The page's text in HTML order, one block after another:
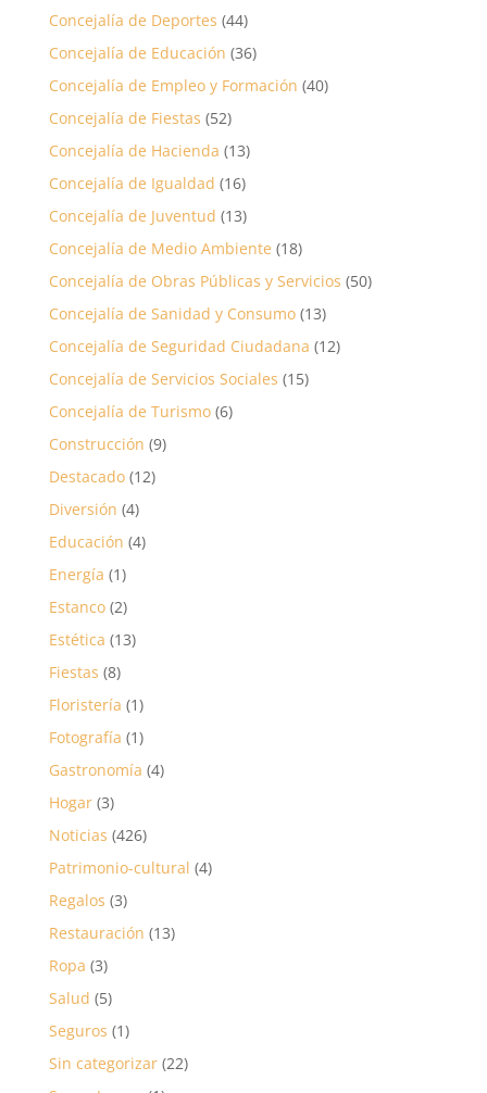
Concejalía de Deportes (44)
Concejalía de Educación (36)
Concejalía de Empleo y Formación (40)
Concejalía de Fiestas (52)
Concejalía de Hacienda (13)
Concejalía de Igualdad (16)
Concejalía de Juventud (13)
Concejalía de Medio Ambiente (18)
Concejalía de Obras Públicas y Servicios (50)
Concejalía de Sanidad y Consumo(13)
Concejalía de Seguridad Ciudadana (12)
Concejalía de Servicios Sociales (15)
Concejalía de Turismo(6)
Construcción (9)
Destacado(12)
Diversión (4)
Educación (4)
Energía (1)
Estanco(2)
Estética (13)
Fiestas (8)
Floristería (1)
Fotografía (1)
Gastronomía (4)
Hogar(3)
Noticias (426)
Patrimonio-cultural (4)
Regalos (3)
Restauración (13)
Ropa (3)
Salud (5)
Seguros (1)
Sin categorizar(22)